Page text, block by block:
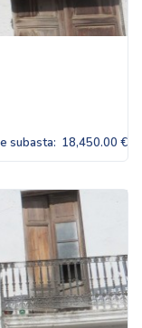
subasta: 18,450.00 €